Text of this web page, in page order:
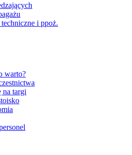
i ppoż.
warto?
na targi